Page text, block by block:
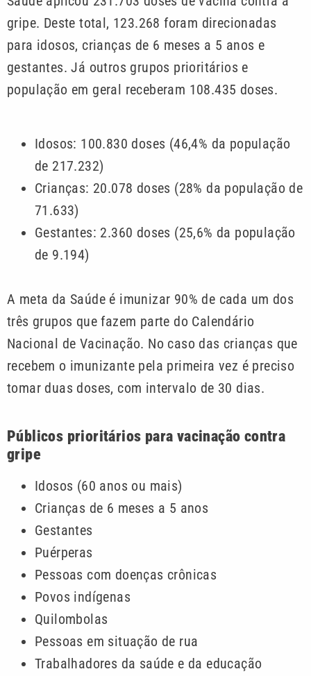
gripe. Deste total, 123.268 foram direcionadas
para idosos, crianças de 6 meses a 5 anos e
gestantes. Já outros grupos prioritários e
população em geral receberam 108.435 doses.
Idosos: 100.830 doses (46,4% da população
de 217.232)
Crianças: 20.078 doses (28% da população de
71.633)
Gestantes: 2.360 doses (25,6% da população
de 9.194)
A meta da Saúde é imunizar 90% de cada um dos
três grupos que fazem parte do Calendário
Nacional de Vacinação. No caso das crianças que
recebem o imunizante pela primeira vez é preciso
tomar duas doses, com intervalo de 30 dias.
Públicos prioritários para vacinação contra
gripe
Idosos (60 anos ou mais)
Crianças de 6 meses a 5 anos
Gestantes
Puérperas
Pessoas com doenças crônicas
Povos indígenas
Quilombolas
Pessoas em situação de rua
Trabalhadores da saúde e da educação